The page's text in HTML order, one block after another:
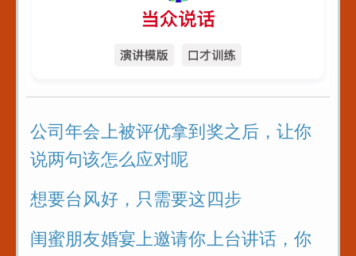
公司年会上被评优拿到奖之后，让你
说两句该怎么应对呢
想要台风好，只需要这四步
闺蜜朋友婚宴上邀请你上台讲话，你